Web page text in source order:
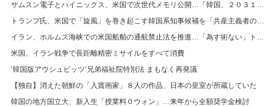
サムスン電子とハイニックス、米国で次世代メモリ公開…「韓国、２０３１年まで首位」
トランプ氏、米国で「旋風」を巻き起こす韓国系知事候補を「共産主義者の狂人」と非難
イラン、ホルムズ海峡での米国船舶の通航禁止法を推進…「為す術ない」トランプ大統領
米国、イラン戦争で長距離精密ミサイルをすべて消費
‘韓国版アウシュビッツ’兄弟福祉院特別法 まもなく再発議
【独自】消えた朝鮮の「入賞画家」８人の作品、日本の皇室が所蔵していた
韓国の地方国立大、新入生「授業料０ウォン」…来年から全額奨学金検討